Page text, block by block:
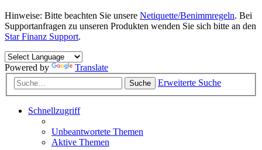
Hinweise: Bitte beachten Sie unsere Netiquette/Benimmregeln. Bei
Supportanfragen zu unseren Produkten wenden Sie sich bitte an den
Star Finanz Support.
Powered by Translate
Suche Erweiterte Suche
Schnellzugriff
Unbeantwortete Themen
Aktive Themen